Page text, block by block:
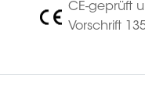
CE-geprüft
Vorschrift